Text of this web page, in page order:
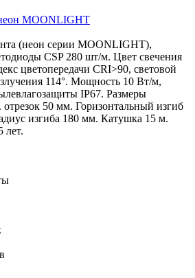
MOONLIGHT
(неон серии MOONLIGHT),
CSP 280 шт/м. Цвет свечения
цветопередачи CRI>90, световой
114°. Мощность 10 Вт/м,
IP67. Размеры
50 мм. Горизонтальный изгиб
изгиба 180 мм. Катушка 15 м.
лет.